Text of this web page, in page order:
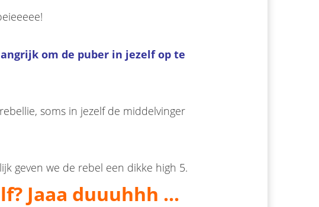
om de puber in jezelf op te
soms in jezelf de middelvinger
geven we de rebel een dikke high 5.
Jaaa duuuhhh ...